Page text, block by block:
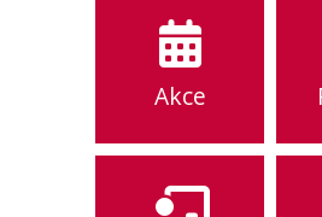
Akce